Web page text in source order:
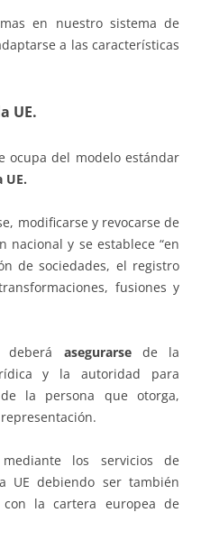
en nuestro sistema de
a las características
UE.
ocupa del modelo estándar
modificarse y revocarse de
nacional y se establece “en
de sociedades, el registro
fusiones y
asegurarsede la
y la autoridad para
la persona que otorga,
los servicios de
UE debiendo ser también
la cartera europea de